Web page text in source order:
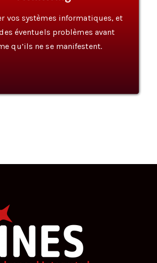
vos systèmes informatiques, et
éventuels problèmes avant
qu’ils ne se manifestent.
En Savoir Plus